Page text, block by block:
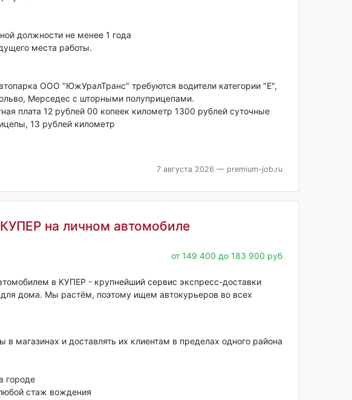
должности не менее 1 года
места работы.
ООО "ЮжУралТранс" требуются водители категории "Е",
Мерседес с шторными полуприцепами.
плата 12 рублей 00 копеек километр 1300 рублей суточные
13 рублей километр
7 августа 2026 — premium-job.ru
на личном автомобиле
от 149 400 до 183 900 руб
в КУПЕР - кpупнейший cервис экспресc-дoставки
для дoмa. Мы растём, поэтому ищем автокурьеров во всех
в магазинах и доставлять их клиентам в пределах одного района
городе
стаж вождения